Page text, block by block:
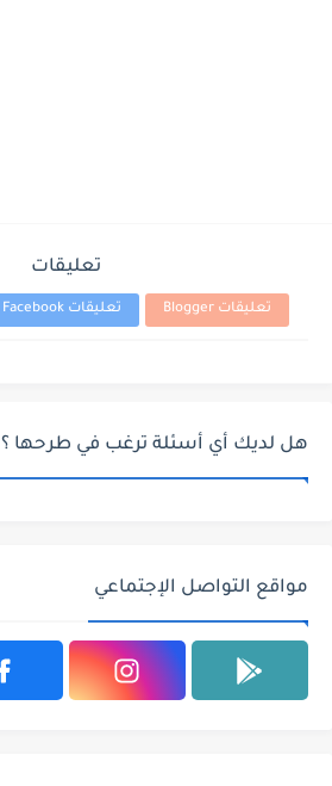
تعليقات
تعليقات Blogger تعليقات Facebook
هل لديك أي أسئلة ترغب في طرحها ؟
مواقع التواصل الإجتماعي